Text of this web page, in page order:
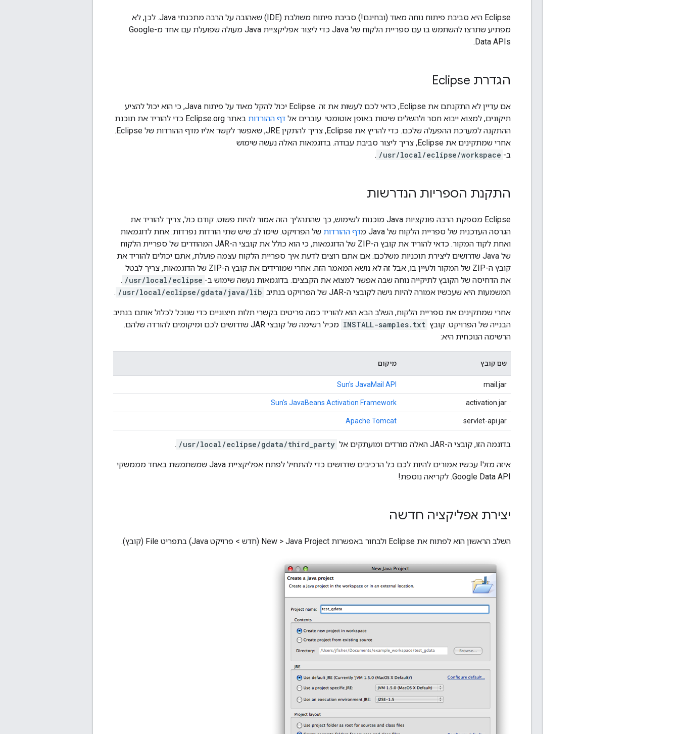
‫Eclipse היא סביבת פיתוח נוחה מאוד (ובחינם!) סביבת פיתוח משולבת (IDE) שאהובה על הרבה מתכנתי Java. לכן, לא
מפתיע שתרצו להשתמש בו עם ספריית הלקוח של Java כדי ליצור אפליקציית Java מעולה שפועלת עם אחד מ-Google
Data APIs.
הגדרת Eclipse
אם עדיין לא התקנתם את Eclipse, כדאי לכם לעשות את זה. ‫Eclipse יכול להקל מאוד על פיתוח Java, כי הוא יכול להציע
תיקונים, למצוא ייבוא חסר ולהשלים שיטות באופן אוטומטי. עוברים אל דף ההורדות
באתר Eclipse.org כדי להוריד את תוכנת
ההתקנה למערכת ההפעלה שלכם. כדי להריץ את Eclipse, צריך להתקין JRE, שאפשר לקשר אליו מדף ההורדות של Eclipse.
אחרי שמתקינים את Eclipse, צריך ליצור סביבת עבודה. בדוגמאות האלה נעשה שימוש
ב- /usr/local/eclipse/workspace
.
התקנת הספריות הנדרשות
‫Eclipse מספקת הרבה פונקציות Java מוכנות לשימוש, כך שהתהליך הזה אמור להיות פשוט. קודם כול, צריך להוריד את
הגרסה העדכנית של ספריית הלקוח של Java מ
דף ההורדות של הפרויקט. שימו לב שיש שתי הורדות נפרדות: אחת לדוגמאות
ואחת לקוד המקור. כדאי להוריד את קובץ ה-ZIP של הדוגמאות, כי הוא כולל את קובצי ה-JAR המהודרים של ספריית הלקוח
של Java שדרושים ליצירת תוכניות משלכם. אם אתם רוצים לדעת איך ספריית הלקוח עצמה פועלת, אתם יכולים להוריד את
קובץ ה-ZIP של המקור ולעיין בו, אבל זה לא נושא המאמר הזה. אחרי שמורידים את קובץ ה-ZIP של הדוגמאות, צריך לבטל
את הדחיסה של הקובץ לתיקייה נוחה שבה אפשר למצוא את הקבצים. בדוגמאות נעשה שימוש ב- /usr/local/eclipse
.
המשמעות היא שעכשיו אמורה להיות גישה לקובצי ה-JAR של הפרויקט בנתיב
/usr/local/eclipse/gdata/java/lib
.
אחרי שמתקינים את ספריית הלקוח, השלב הבא הוא להוריד כמה פריטים בקשרי תלות חיצוניים כדי שנוכל לכלול אותם בנתיב
הבנייה של הפרויקט. קובץ INSTALL-samples.txt
מכיל רשימה של קובצי JAR שדרושים לכם ומיקומים להורדה שלהם.
הרשימה הנוכחית היא:
שם קובץ מיקום
mail.jar
Sun's JavaMail API
activation.jar
Sun's JavaBeans Activation Framework
servlet-api.jar
Apache Tomcat
בדוגמה הזו, קובצי ה-JAR האלה מורדים ומועתקים אל /usr/local/eclipse/gdata/third_party
.
איזה מזל! עכשיו אמורים להיות לכם כל הרכיבים שדרושים כדי להתחיל לפתח אפליקציית Java שמשתמשת באחד מממשקי
Google Data API. לקריאה נוספת!
יצירת אפליקציה חדשה
השלב הראשון הוא לפתוח את Eclipse ולבחור באפשרות New > Java Project (חדש > פרויקט Java) בתפריט File (קובץ).